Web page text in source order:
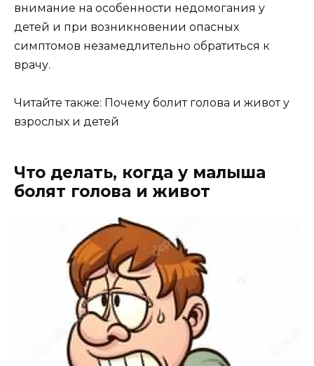
внимание на особенности недомогания у
детей и при возникновении опасных
симптомов незамедлительно обратиться к
врачу.
Читайте также: Почему болит голова и живот у
взрослых и детей
Что делать, когда у малыша
болят голова и живот